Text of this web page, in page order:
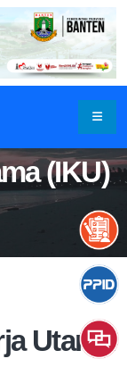
(IKU)
Utama